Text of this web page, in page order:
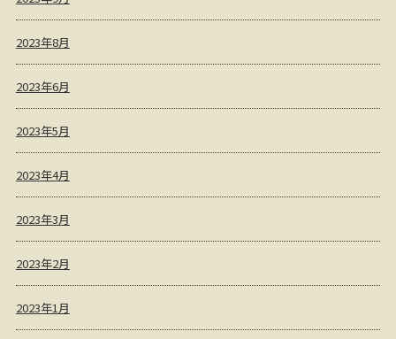
2023年8月
2023年6月
2023年5月
2023年4月
2023年3月
2023年2月
2023年1月